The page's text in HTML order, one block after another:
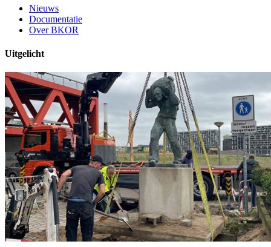
Nieuws
Documentatie
Over BKOR
Uitgelicht